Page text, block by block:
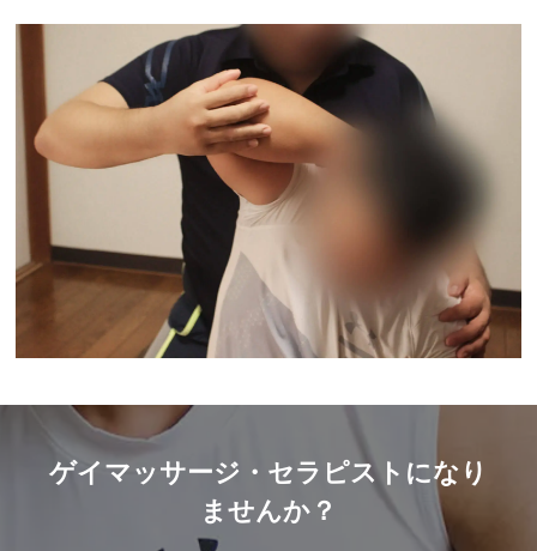
ゲイマッサージ・セラピストになり
ませんか？